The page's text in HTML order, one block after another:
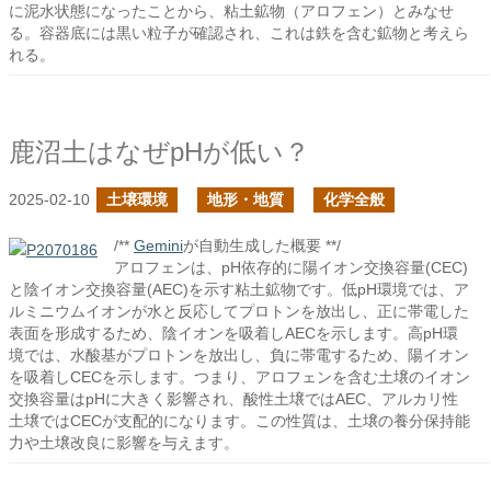
に泥水状態になったことから、粘土鉱物（アロフェン）とみなせ
る。容器底には黒い粒子が確認され、これは鉄を含む鉱物と考えら
れる。
鹿沼土はなぜpHが低い？
2025-02-10 土壌環境 地形・地質 化学全般
/** Geminiが自動生成した概要 **/
アロフェンは、pH依存的に陽イオン交換容量(CEC)
と陰イオン交換容量(AEC)を示す粘土鉱物です。低pH環境では、ア
ルミニウムイオンが水と反応してプロトンを放出し、正に帯電した
表面を形成するため、陰イオンを吸着しAECを示します。高pH環
境では、水酸基がプロトンを放出し、負に帯電するため、陽イオン
を吸着しCECを示します。つまり、アロフェンを含む土壌のイオン
交換容量はpHに大きく影響され、酸性土壌ではAEC、アルカリ性
土壌ではCECが支配的になります。この性質は、土壌の養分保持能
力や土壌改良に影響を与えます。